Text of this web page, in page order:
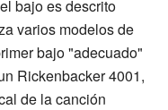
bajo es descrito
varios modelos de
bajo "adecuado"
Rickenbacker 4001,
de la canción